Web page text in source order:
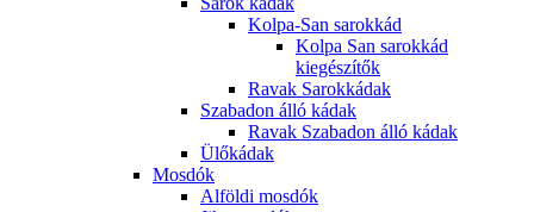
Kolpa-San sarokkád
Kolpa San sarokkád
kiegészítők
Ravak Sarokkádak
Szabadon álló kádak
Ravak Szabadon álló kádak
Ülőkádak
Mosdók
Alföldi mosdók